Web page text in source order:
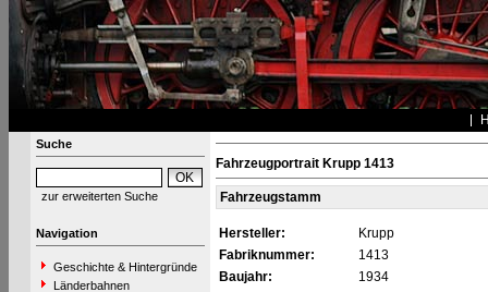
Suche
zur erweiterten Suche
Navigation
Geschichte & Hintergründe
Länderbahnen
Fahrzeugportrait Krupp 1413
Fahrzeugstamm
Hersteller:
Krupp
Fabriknummer:
1413
Baujahr:
1934